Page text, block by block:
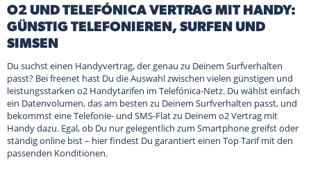
O2 UND TELEFÓNICA VERTRAG MIT HANDY:
GÜNSTIG TELEFONIEREN, SURFEN UND
SIMSEN
Du suchst einen Handyvertrag, der genau zu Deinem Surfverhalten
passt? Bei freenet hast Du die Auswahl zwischen vielen günstigen und
leistungsstarken o2 Handytarifen im Telefónica-Netz. Du wählst einfach
ein Datenvolumen, das am besten zu Deinem Surfverhalten passt, und
bekommst eine Telefonie- und SMS-Flat zu Deinem o2 Vertrag mit
Handy dazu. Egal, ob Du nur gelegentlich zum Smartphone greifst oder
ständig online bist – hier findest Du garantiert einen Top Tarif mit den
passenden Konditionen.